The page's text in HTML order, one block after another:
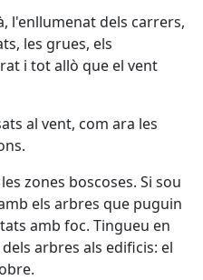
l'enllumenat dels carrers,
les grues, els
i tot allò que el vent
al vent, com ara les
zones boscoses. Si sou
els arbres que puguin
amb foc. Tingueu en
arbres als edificis: el